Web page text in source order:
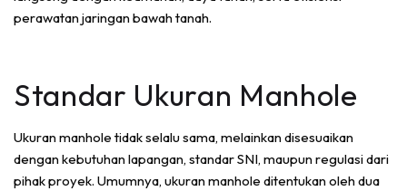
perawatan jaringan bawah tanah.
Standar Ukuran Manhole
Ukuran manhole tidak selalu sama, melainkan disesuaikan
dengan kebutuhan lapangan, standar SNI, maupun regulasi dari
pihak proyek. Umumnya, ukuran manhole ditentukan oleh dua